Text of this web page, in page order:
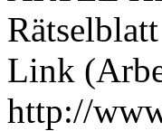
Link
http://